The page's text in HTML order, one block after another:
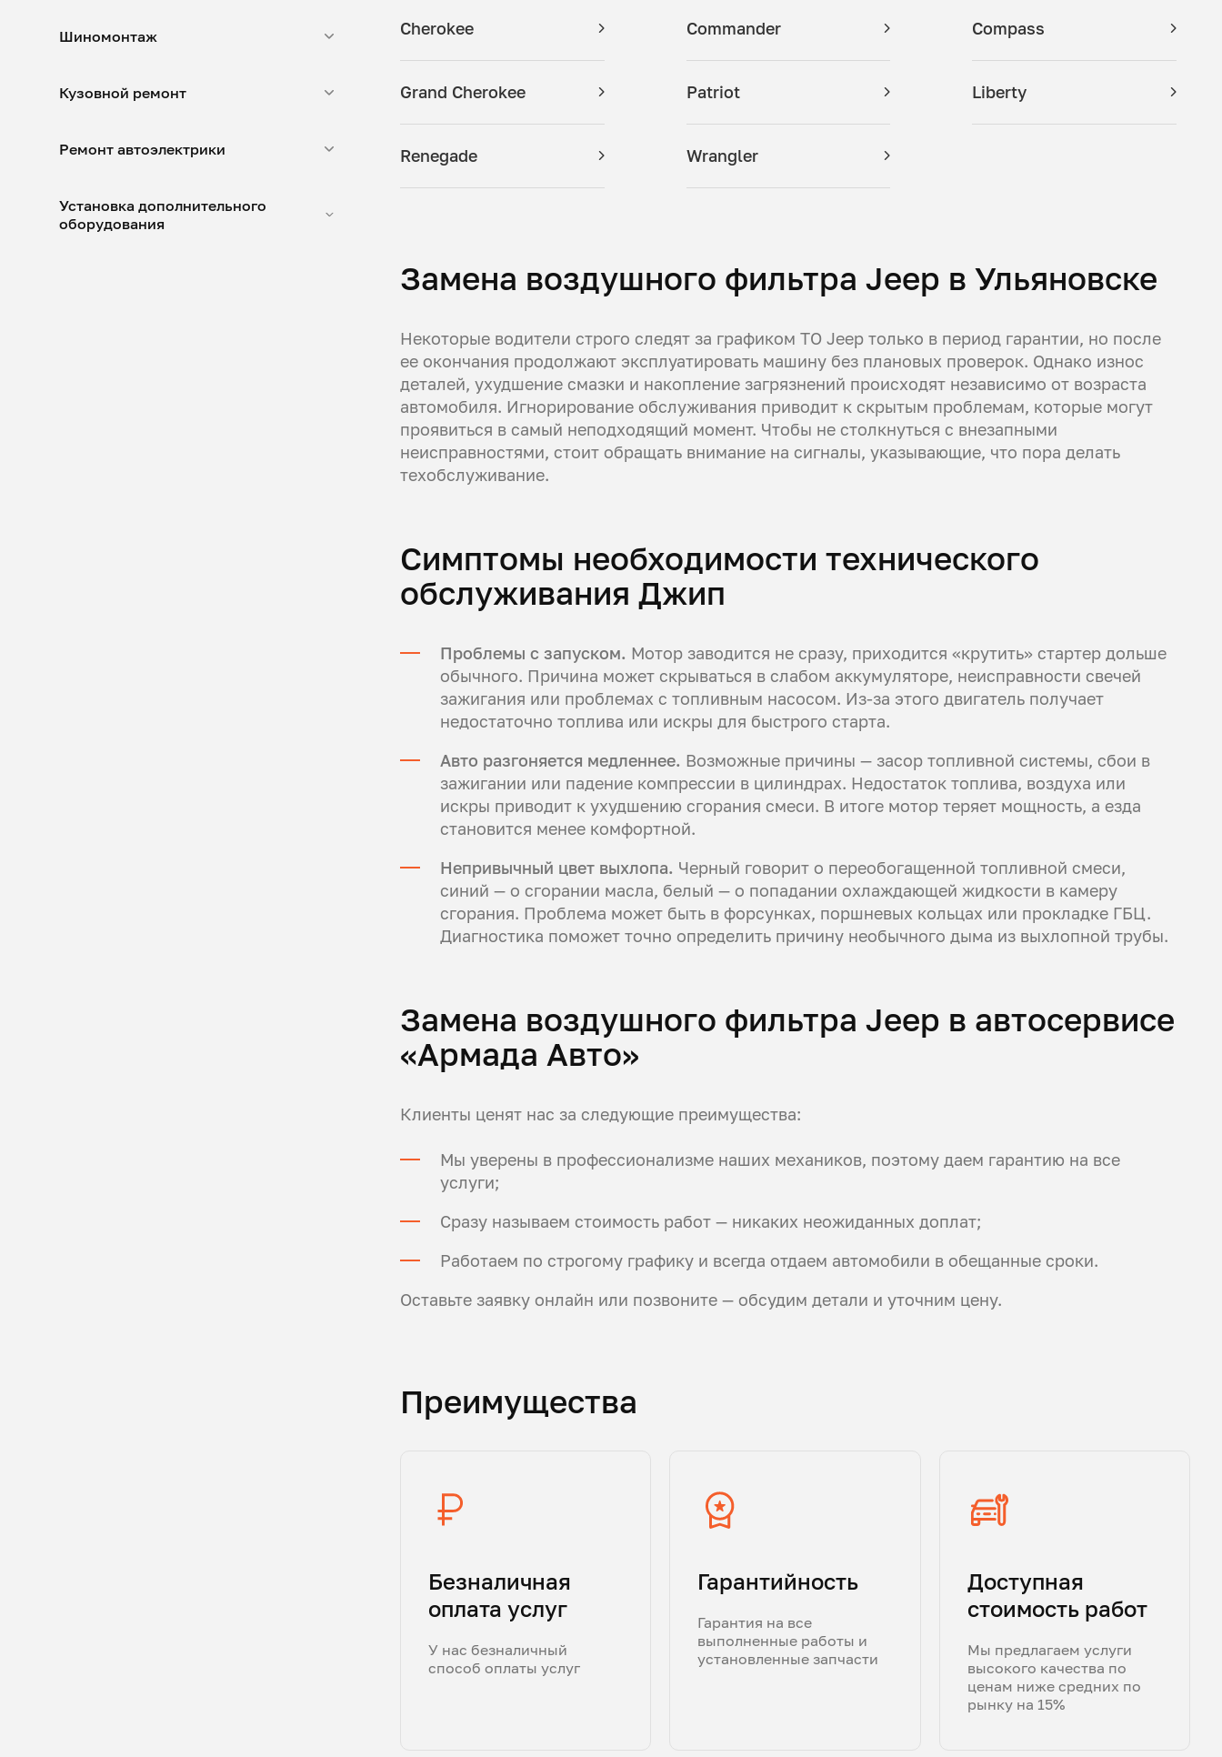
Шиномонтаж
Кузовной ремонт
Ремонт автоэлектрики
Установка дополнительного
оборудования
Cherokee Commander Compass
Grand Cherokee Patriot Liberty
Renegade Wrangler
Замена воздушного фильтра Jeep в Ульяновске
Некоторые водители строго следят за графиком ТО Jeep только в период гарантии, но после
ее окончания продолжают эксплуатировать машину без плановых проверок. Однако износ
деталей, ухудшение смазки и накопление загрязнений происходят независимо от возраста
автомобиля. Игнорирование обслуживания приводит к скрытым проблемам, которые могут
проявиться в самый неподходящий момент. Чтобы не столкнуться с внезапными
неисправностями, стоит обращать внимание на сигналы, указывающие, что пора делать
техобслуживание.
Симптомы необходимости технического
обслуживания Джип
Проблемы с запуском. Мотор заводится не сразу, приходится «крутить» стартер дольше
обычного. Причина может скрываться в слабом аккумуляторе, неисправности свечей
зажигания или проблемах с топливным насосом. Из-за этого двигатель получает
недостаточно топлива или искры для быстрого старта.
Авто разгоняется медленнее. Возможные причины — засор топливной системы, сбои в
зажигании или падение компрессии в цилиндрах. Недостаток топлива, воздуха или
искры приводит к ухудшению сгорания смеси. В итоге мотор теряет мощность, а езда
становится менее комфортной.
Непривычный цвет выхлопа. Черный говорит о переобогащенной топливной смеси,
синий — о сгорании масла, белый — о попадании охлаждающей жидкости в камеру
сгорания. Проблема может быть в форсунках, поршневых кольцах или прокладке ГБЦ.
Диагностика поможет точно определить причину необычного дыма из выхлопной трубы.
Замена воздушного фильтра Jeep в автосервисе
«Армада Авто»
Клиенты ценят нас за следующие преимущества:
Мы уверены в профессионализме наших механиков, поэтому даем гарантию на все
услуги;
Сразу называем стоимость работ — никаких неожиданных доплат;
Работаем по строгому графику и всегда отдаем автомобили в обещанные сроки.
Оставьте заявку онлайн или позвоните — обсудим детали и уточним цену.
Преимущества
Безналичная
оплата услуг
У нас безналичный
способ оплаты услуг
Гарантийность
Гарантия на все
выполненные работы и
установленные запчасти
Доступная
стоимость работ
Мы предлагаем услуги
высокого качества по
ценам ниже средних по
рынку на 15%